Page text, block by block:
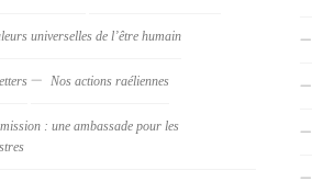
universelles de l’être humain
Nos actions raéliennes
: une ambassade pour les